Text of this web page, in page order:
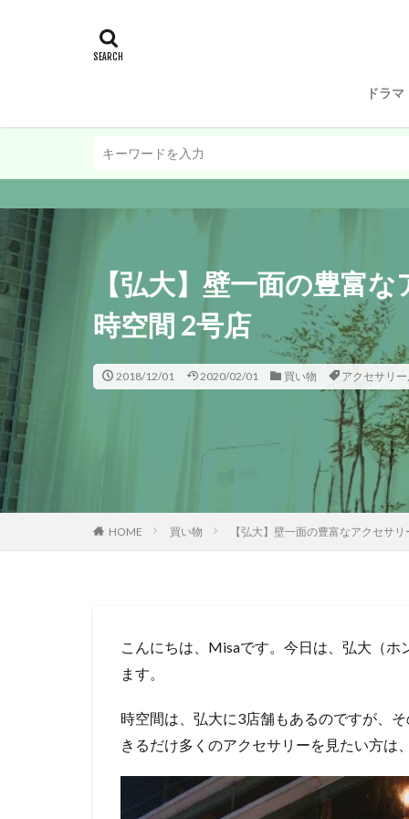
ドラ
【弘大】壁一面の豊富
時空間 2号店
2018/12/01 2020/02/01 買い物 アクセサリー
HOME 買い物 【弘大】壁一面の豊富なアクセサ
こんにちは、Misaです。今日は、弘大（
ます。
時空間は、弘大に3店舗もあるのですが、
きるだけ多くのアクセサリーを見たい方は